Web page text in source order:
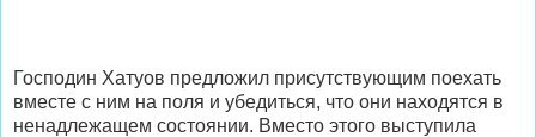
Господин Хатуов предложил присутствующим поехать
вместе с ним на поля и убедиться, что они находятся в
ненадлежащем состоянии. Вместо этого выступила